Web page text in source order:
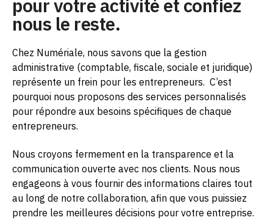
pour votre activité et confiez
nous le reste.
Chez Numériale, nous savons que la gestion
administrative (comptable, fiscale, sociale et juridique)
représente un frein pour les entrepreneurs. C’est
pourquoi nous proposons des services personnalisés
pour répondre aux besoins spécifiques de chaque
entrepreneurs.
Nous croyons fermement en la transparence et la
communication ouverte avec nos clients. Nous nous
engageons à vous fournir des informations claires tout
au long de notre collaboration, afin que vous puissiez
prendre les meilleures décisions pour votre entreprise.